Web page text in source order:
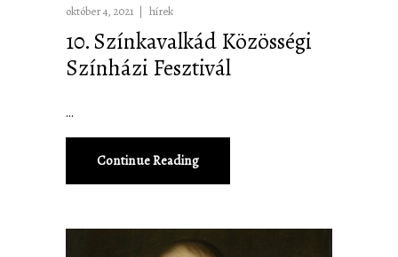
október 4, 2021 hírek
10. Színkavalkád Közösségi
Színházi Fesztivál
Continue Reading